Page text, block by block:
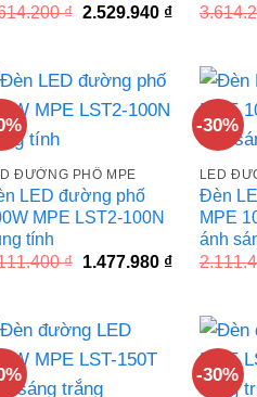
₫.
₫ Giá
2.529.940 ₫Giá
2.529.940 ₫.
₫.
ĐƯỜNG PHỐ MPE
LED đường phố
MPE LST2-100N
tính
₫
Giá
1.477.980 ₫Giá
1.477.980
-30%
LED
Đèn
MPE
ánh
-30%